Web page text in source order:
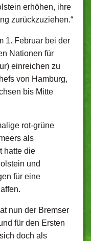
erhöhen, ihre
zurückzuziehen.“
1. Februar bei der
Nationen für
einreichen zu
von Hamburg,
bis Mitte
rot-grüne
als
hatte die
und
für eine
nun der Bremser
für den Ersten
doch als